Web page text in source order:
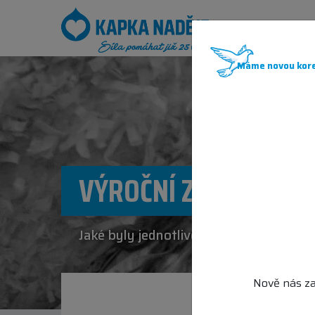
VÝROČNÍ ZPRÁVY
Jaké byly jednotlivé roky?
Máme novou
Nově nás